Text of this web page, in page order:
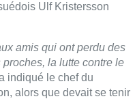
Ulf Kristersson
amis qui ont perdu des
la lutte contre le
indiqué le chef du
alors que devait se tenir